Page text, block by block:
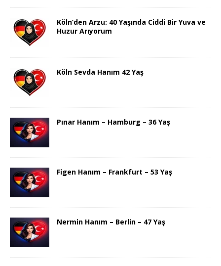
Köln’den Arzu: 40 Yaşında Ciddi Bir Yuva ve
Huzur Arıyorum
Köln Sevda Hanım 42 Yaş
Pınar Hanım – Hamburg – 36 Yaş
Figen Hanım – Frankfurt – 53 Yaş
Nermin Hanım – Berlin – 47 Yaş